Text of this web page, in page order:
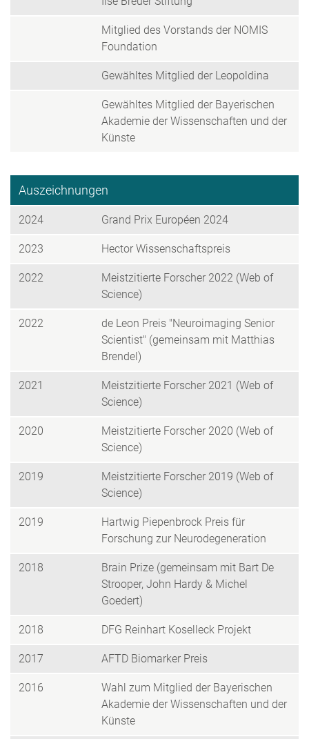
Mitglied des Vorstands der NOMIS
Foundation
Gewähltes Mitglied der Leopoldina
Gewähltes Mitglied der Bayerischen
Akademie der Wissenschaften und der
Künste
Auszeichnungen
2024 Grand Prix Européen 2024
2023 Hector Wissenschaftspreis
2022
Meistzitierte Forscher 2022 (Web of
Science)
2022
de Leon Preis "Neuroimaging Senior
Scientist" (gemeinsam mit Matthias
Brendel)
2021
Meistzitierte Forscher 2021 (Web of
Science)
2020
Meistzitierte Forscher 2020 (Web of
Science)
2019
Meistzitierte Forscher 2019 (Web of
Science)
2019
Hartwig Piepenbrock Preis für
Forschung zur Neurodegeneration
2018
Brain Prize (gemeinsam mit Bart De
Strooper, John Hardy & Michel
Goedert)
2018 DFG Reinhart Koselleck Projekt
2017 AFTD Biomarker Preis
2016
Wahl zum Mitglied der Bayerischen
Akademie der Wissenschaften und der
Künste